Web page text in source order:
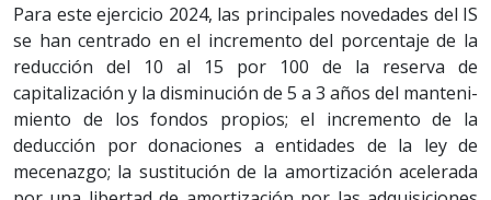
Para este ejercicio 2024, las principales novedades del IS
se han centrado en el incremento del porcentaje de la
reducción del 10 al 15 por 100 de la reserva de
capitalización y la disminución de 5 a 3 años del manteni­
miento de los fondos propios; el incremento de la
deducción por donaciones a entidades de la ley de
mecenazgo; la sustitución de la amortización acelerada